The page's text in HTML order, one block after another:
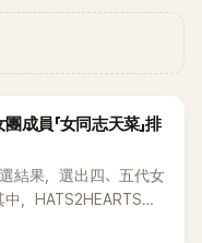
員「女同志天菜」排
結果，選出四、五代女
，HATS2HEARTS成
中的高人氣。